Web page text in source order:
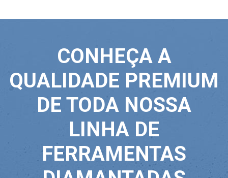
CONHEÇA A
QUALIDADE PREMIUM
DE TODA NOSSA
LINHA DE
FERRAMENTAS